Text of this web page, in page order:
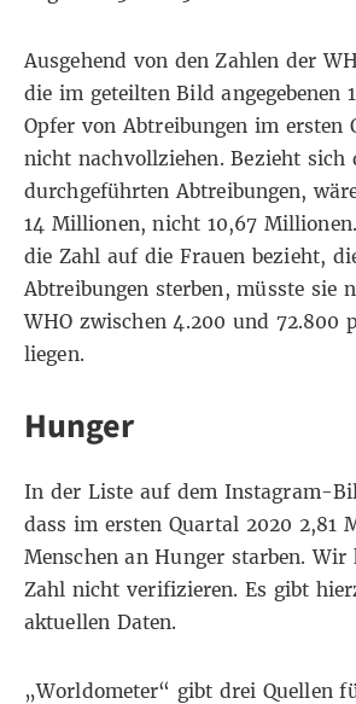
Ausgehend von den Zahlen der
die im geteilten Bild angegebenen
Opfer von Abtreibungen im ersten
nicht nachvollziehen. Bezieht sich
durchgeführten Abtreibungen,
14 Millionen, nicht 10,67
die Zahl auf die Frauen bezieht,
Abtreibungen sterben, müsste sie
WHO zwischen 4.200 und 72.800
liegen.
Hunger
In der Liste auf dem Instagram-
dass im ersten Quartal 2020 2,81
Menschen an Hunger starben. Wir
Zahl nicht verifizieren. Es gibt
aktuellen Daten.
„Worldometer“ gibt drei Quellen